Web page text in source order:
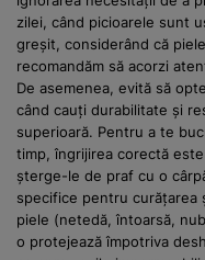
zilei, când picioarele sunt
greșit, considerând că
recomandăm să acorzi
De asemenea, evită să
când cauți durabilitate și
superioară. Pentru a te
timp, îngrijirea corectă
șterge-le de praf cu o
specifice pentru curățarea
piele (netedă, întoarsă,
o protejează împotriva